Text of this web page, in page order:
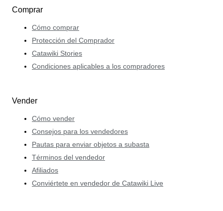
Comprar
Cómo comprar
Protección del Comprador
Catawiki Stories
Condiciones aplicables a los compradores
Vender
Cómo vender
Consejos para los vendedores
Pautas para enviar objetos a subasta
Términos del vendedor
Afiliados
Conviértete en vendedor de Catawiki Live